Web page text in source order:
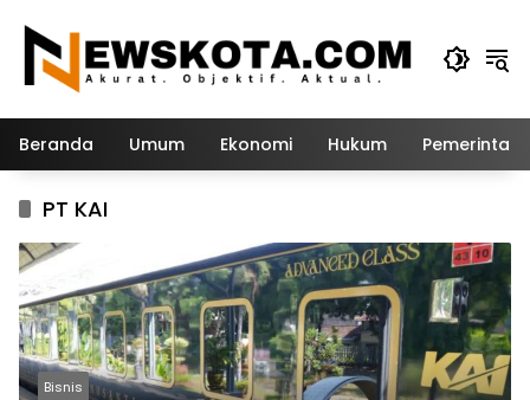
konten
Beranda Umum Ekonomi Hukum
PT KAI
Bisnis